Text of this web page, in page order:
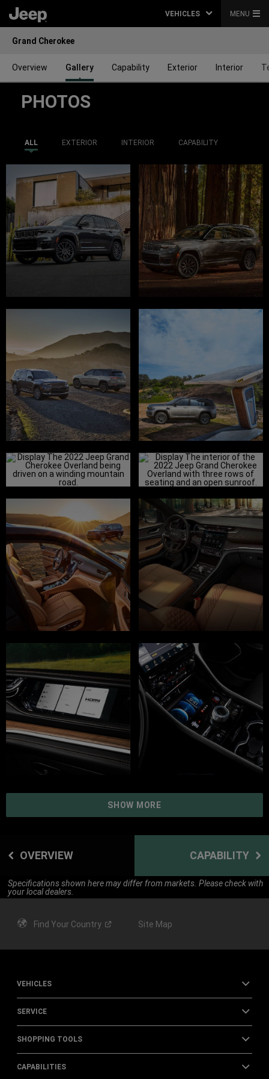
VEHICLES MENU
Grand Cherokee
Overview Gallery Capability Exterior Interior
PHOTOS
ALL EXTERIOR INTERIOR CAPABILITY
SHOW MORE
OVERVIEW CAPABILITY
Specifications shown here may differ from markets. Please check with
your local dealers.
Find Your Country Site Map
VEHICLES
SERVICE
SHOPPING TOOLS
CAPABILITIES